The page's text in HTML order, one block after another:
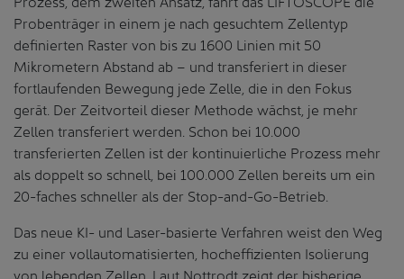
Probenträger in einem je nach gesuchtem Zellentyp
definierten Raster von bis zu 1600 Linien mit 50
Mikrometern Abstand ab – und transferiert in dieser
fortlaufenden Bewegung jede Zelle, die in den Fokus
gerät. Der Zeitvorteil dieser Methode wächst, je mehr
Zellen transferiert werden. Schon bei 10.000
transferierten Zellen ist der kontinuierliche Prozess mehr
als doppelt so schnell, bei 100.000 Zellen bereits um ein
20-faches schneller als der Stop-and-Go-Betrieb.
Das neue KI- und Laser-basierte Verfahren weist den Weg
zu einer vollautomatisierten, hocheffizienten Isolierung
von lebenden Zellen. Laut Nottrodt zeigt der bisherige